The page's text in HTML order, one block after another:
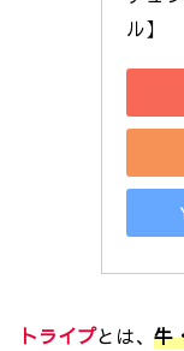
ル】
トライプとは、 牛